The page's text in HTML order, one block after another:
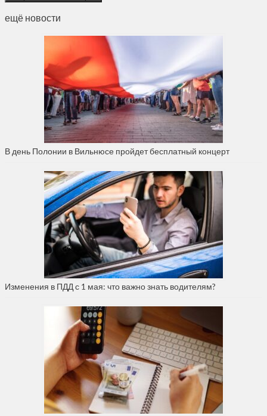
ещё новости
В день Полонии в Вильнюсе пройдет бесплатный концерт
Изменения в ПДД с 1 мая: что важно знать водителям?